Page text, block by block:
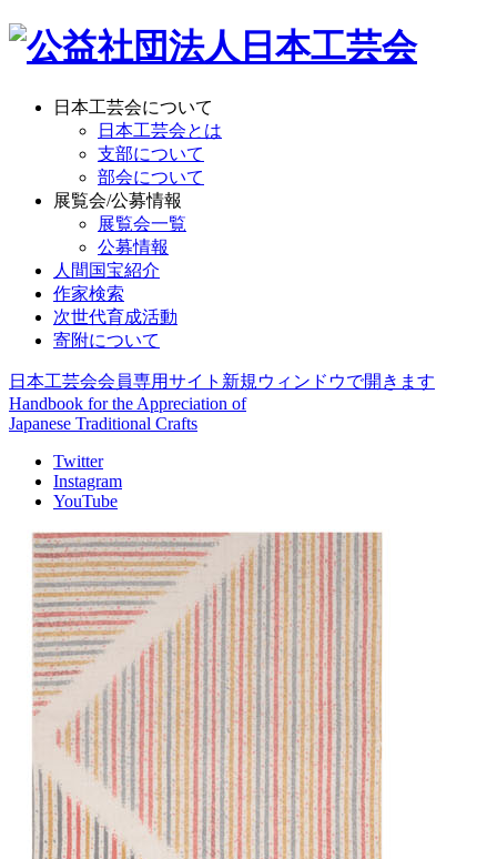
日本工芸会について
日本工芸会とは
支部について
部会について
展覧会/公募情報
展覧会一覧
公募情報
人間国宝紹介
作家検索
次世代育成活動
寄附について
日本工芸会会員専用サイト 新規ウィンドウで開きます
Handbook for the Appreciation of
Japanese Traditional Crafts
Twitter
Instagram
YouTube